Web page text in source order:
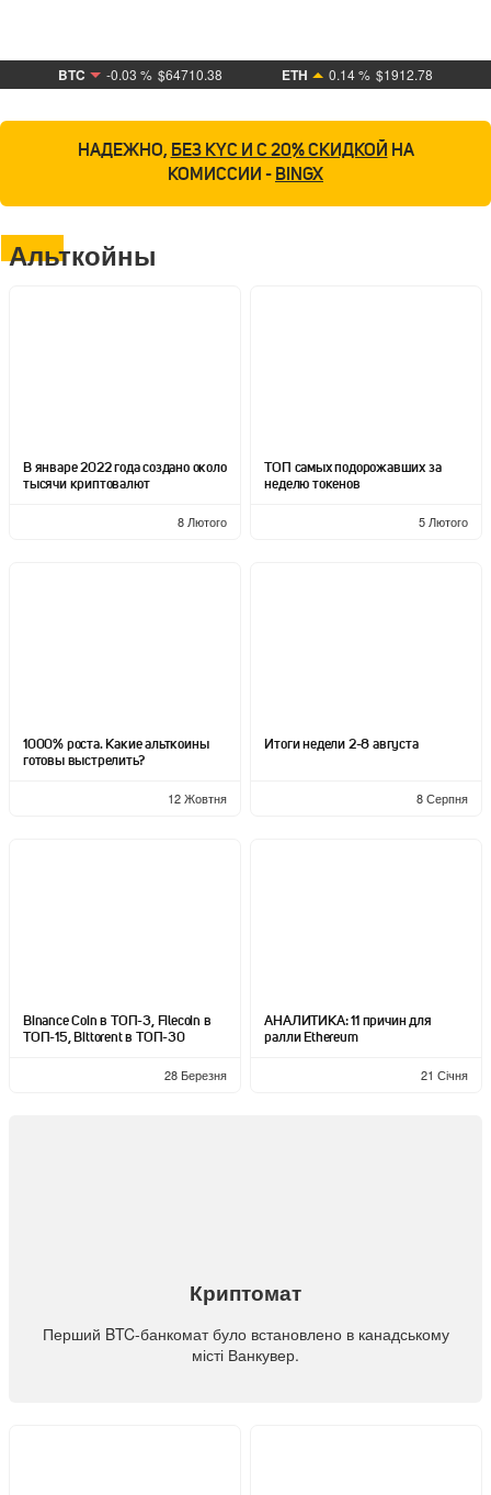
BTC -0.03 % $64710.38 ETH 0.14 % $1912.78
НАДЕЖНО, БЕЗ KYC И С 20% СКИДКОЙ НА
КОМИССИИ - BINGX
Альткойны
В январе 2022 года создано около
тысячи криптовалют
8 Лютого
ТОП самых подорожавших за
неделю токенов
5 Лютого
1000% роста. Какие альткоины
готовы выстрелить?
12 Жовтня
Итоги недели 2-8 августа
8 Серпня
Binance Coin в ТОП-3, Filecoin в
ТОП-15, Bittorent в ТОП-30
28 Березня
АНАЛИТИКА: 11 причин для
ралли Ethereum
21 Січня
Криптомат
Перший BTC-банкомат було встановлено в канадському
місті Ванкувер.